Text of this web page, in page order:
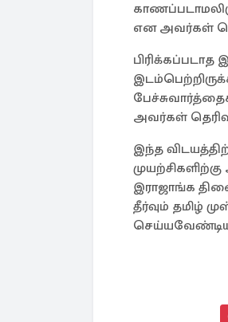
என அவர்கள்
அவர்கள்
இந்த
இராஜாங்க
தீர்வும் தமிழ்